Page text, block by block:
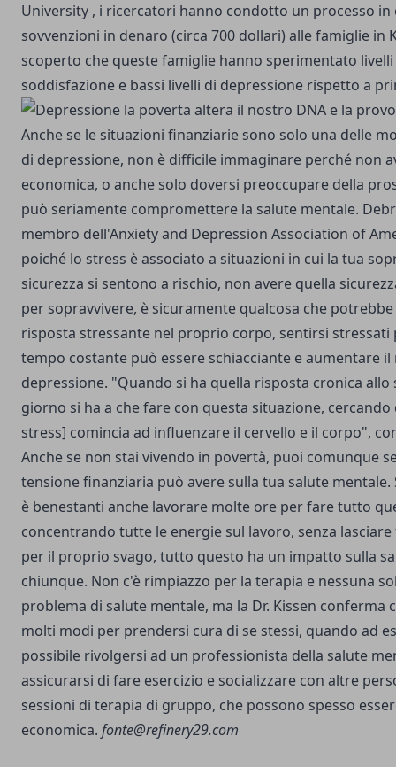
University , i ricercatori hanno condotto un processo in
sovvenzioni in denaro (circa 700 dollari) alle famiglie in
scoperto che queste famiglie hanno sperimentato
soddisfazione e bassi livelli di depressione rispetto a
Anche se le situazioni finanziarie sono solo una delle
di depressione, non è difficile immaginare perché non
economica, o anche solo doversi preoccupare della
può seriamente compromettere la salute mentale.
membro dell'Anxiety and Depression Association of
poiché lo stress è associato a situazioni in cui la tua
sicurezza si sentono a rischio, non avere quella
per sopravvivere, è sicuramente qualcosa che
risposta stressante nel proprio corpo, sentirsi
tempo costante può essere schiacciante e aumentare il
depressione. "Quando si ha quella risposta cronica allo
giorno si ha a che fare con questa situazione,
stress] comincia ad influenzare il cervello e il corpo",
Anche se non stai vivendo in povertà, puoi comunque
tensione finanziaria può avere sulla tua salute mentale.
è benestanti anche lavorare molte ore per fare tutto
concentrando tutte le energie sul lavoro, senza
per il proprio svago, tutto questo ha un impatto sulla
chiunque. Non c'è rimpiazzo per la terapia e nessuna
problema di salute mentale, ma la Dr. Kissen conferma
molti modi per prendersi cura di se stessi, quando ad
possibile rivolgersi ad un professionista della salute
assicurarsi di fare esercizio e socializzare con altre
sessioni di terapia di gruppo, che possono spesso
economica. fonte@refinery29.com